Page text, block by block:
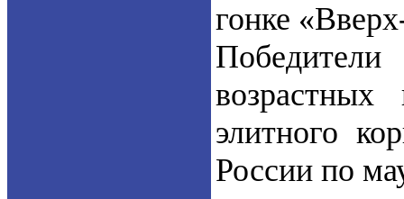
гонке
возрастных
элитного
России по